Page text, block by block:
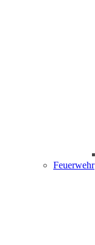
Feuerwehr